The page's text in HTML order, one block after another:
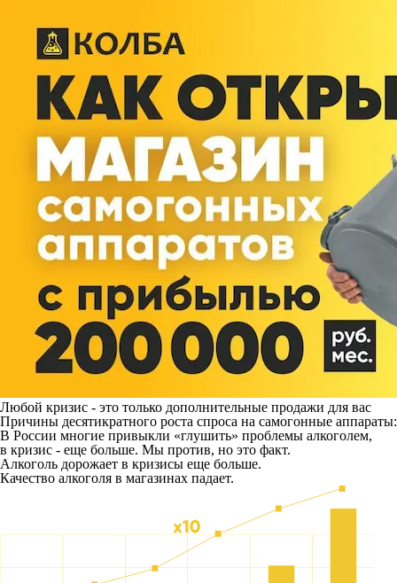
Любой кризис - это только дополнительные продажи для вас
Причины десятикратного роста спроса на самогонные аппараты:
В России многие привыкли «глушить» проблемы алкоголем,
в кризис - еще больше. Мы против, но это факт.
Алкоголь дорожает в кризисы еще больше.
Качество алкоголя в магазинах падает.